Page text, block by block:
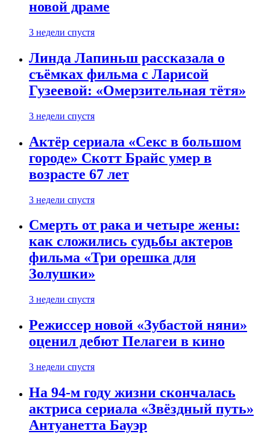
новой драме
3 недели спустя
Линда Лапиньш рассказала о
съёмках фильма с Ларисой
Гузеевой: «Омерзительная тётя»
3 недели спустя
Актёр сериала «Секс в большом
городе» Скотт Брайс умер в
возрасте 67 лет
3 недели спустя
Смерть от рака и четыре жены:
как сложились судьбы актеров
фильма «Три орешка для
Золушки»
3 недели спустя
Режиссер новой «Зубастой няни»
оценил дебют Пелагеи в кино
3 недели спустя
На 94-м году жизни скончалась
актриса сериала «Звёздный путь»
Антуанетта Бауэр